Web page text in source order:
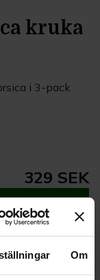
Om
kruka
i 3-pack
329 SEK
lager allt i